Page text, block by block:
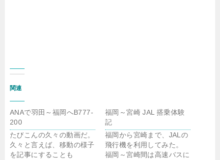
関連
ANAで羽田～福岡へB777-
200
たびこんの久々の動画だ。
久々と言えば、移動の様子
を記事にすることも
福岡～宮崎 JAL 搭乗体験
記
福岡から宮崎まで、JALの
飛行機を利用してみた。
福岡～宮崎間は高速バスに